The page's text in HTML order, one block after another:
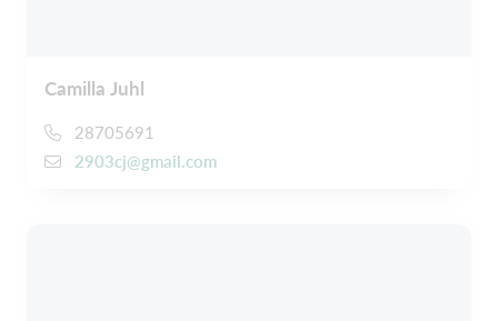
Camilla Juhl
28705691
2903cj@gmail.com